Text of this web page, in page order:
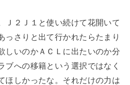
Ｊ２Ｊ１と使い続けて花開いて
さりと出て行かれたらたまり
しいのかＡＣＬに出たいのか分
ブへの移籍という選択ではなく
ほしかったな。それだけの力は